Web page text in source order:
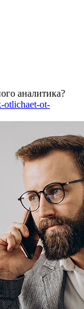
аналитика?
otlichaet-ot-